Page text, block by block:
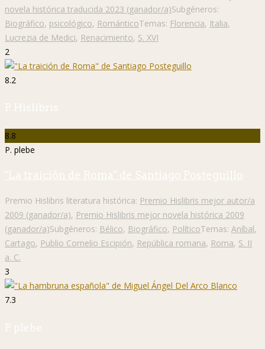
novela histórica traducida 2023 (ganador/a)Subgéneros:
Biográfico, psicológico, RománticoTemas: Florencia, Italia,
Lucrezia de Medici, Renacimiento, S. XVI
2
8.2
P. Hislibris
8.8
P. plebe
"La traición de Roma" de Santiago Posteguillo
Premio Hislibris literatura histórica: Premio Hislibris mejor autor/a
2009 (ganador/a), Premio Hislibris mejor novela histórica 2009
(ganador/a)Subgéneros: Bélico, Biográfico, PolíticoTemas: Aníbal,
Cartago, Publio Cornelio Escipión, República romana, Roma, S. II
a. C.
3
7.3
P. plebe